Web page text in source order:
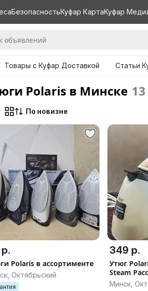
БезопасностьКуфар КартаКуфар
Товары с Куфар Доставкой Статьи
Polaris в Минске 13
По новизне
Polaris в ассортименте
Октябрьский
349 р.
Утюг
Steam
Доставка,
Минск,